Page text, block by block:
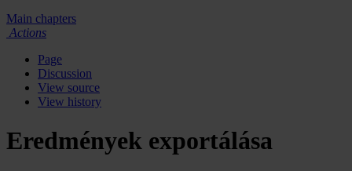
Main chapters
Actions
Page
Discussion
View source
View history
Eredmények exportálása